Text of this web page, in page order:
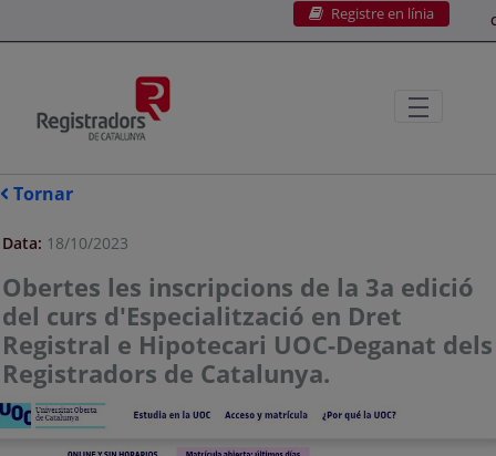
Registre en línia
Tornar
Data: 18/10/2023
Obertes les inscripcions de la 3a edició
del curs d'Especialització en Dret
Registral e Hipotecari UOC-Deganat dels
Registradors de Catalunya.